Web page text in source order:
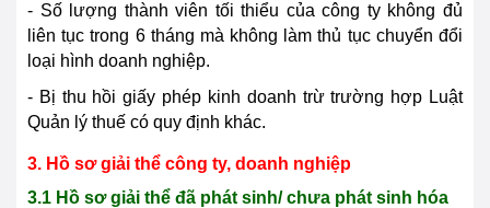
- Số lượng thành viên tối thiểu của công ty không đủ
liên tục trong 6 tháng mà không làm thủ tục chuyển đổi
loại hình doanh nghiệp.
- Bị thu hồi giấy phép kinh doanh trừ trường hợp Luật
Quản lý thuế có quy định khác.
3. Hồ sơ giải thể công ty, doanh nghiệp
3.1 Hồ sơ giải thể đã phát sinh/ chưa phát sinh hóa